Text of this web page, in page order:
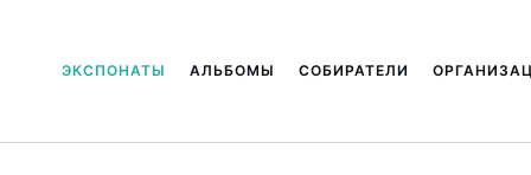
ЭКСПОНАТЫ АЛЬБОМЫ СОБИРАТЕЛИ